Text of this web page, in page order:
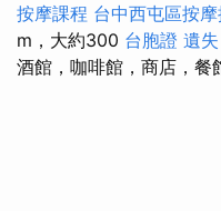
按摩課程 台中西屯區按
m，大約300 台胞證 遺失
酒館，咖啡館，商店，餐